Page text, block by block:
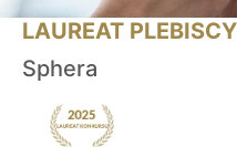
LAUREAT
Sphera